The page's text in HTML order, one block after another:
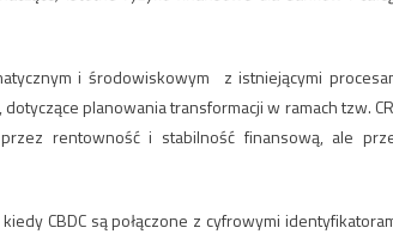
i środowiskowym z istniejącymi
planowania transformacji w ramach tzw.
rentowność i stabilność finansową, ale
CBDC są połączone z cyfrowymi